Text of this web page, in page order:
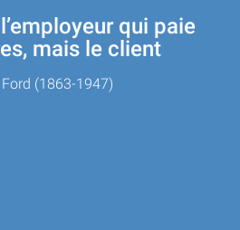
qui paie
mais le client
(1863-1947)